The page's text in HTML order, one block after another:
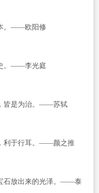
。——欧阳修
。——李光庭
皆是为治。——苏轼
利于行耳。——颜之推
石放出来的光泽。——泰